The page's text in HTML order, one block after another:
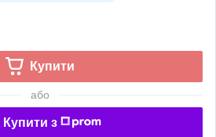
Купити
або
Купити з